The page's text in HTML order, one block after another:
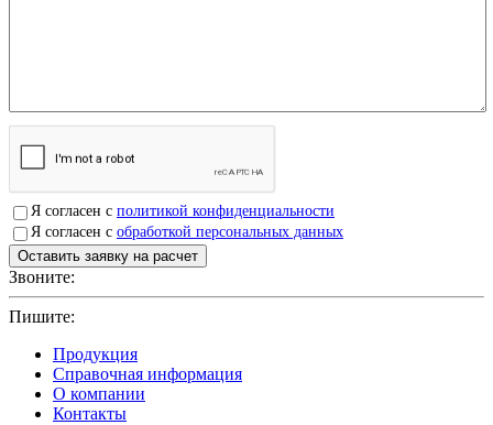
Я согласен с политикой конфиденциальности
Я согласен с обработкой персональных данных
Звоните:
Пишите:
Продукция
Справочная информация
О компании
Контакты